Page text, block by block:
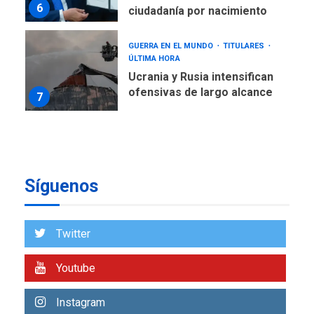
6
ciudadanía por nacimiento
7
GUERRA EN EL MUNDO
TITULARES
ÚLTIMA HORA
Ucrania y Rusia intensifican
ofensivas de largo alcance
1
2
De la Espriella asumirá
atípica fuera de Bogotá
Síguenos
Twitter
Youtube
Instagram